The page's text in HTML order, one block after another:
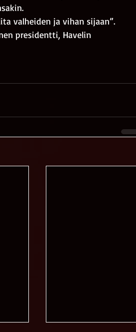
valheiden ja vihan sijaan”.
presidentti, Havelin